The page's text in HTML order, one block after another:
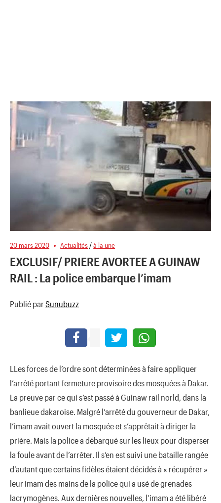
20 mars 2020 Actualités /à la une
EXCLUSIF/ PRIERE AVORTEE A GUINAW
RAIL : La police embarque l’imam
Publié par Sunubuzz
LLes forces de l’ordre sont déterminées à faire appliquer
l’arrêté portant fermeture provisoire des mosquées à Dakar.
La preuve par ce qui s’est passé à Guinaw rail norld, dans la
banlieue dakaroise. Malgré l’arrêté du gouverneur de Dakar,
l’imam avait ouvert la mosquée et s’apprêtait à diriger la
prière. Mais la police a débarqué sur les lieux pour disperser
la foule avant de l’arrêter. Il s’en est suivi une bataille rangée
d’autant que certains fidèles étaient décidés à « récupérer »
leur imam des mains de la police qui a usé de grenades
lacrymogènes. Aux dernières nouvelles, l’imam a été libéré